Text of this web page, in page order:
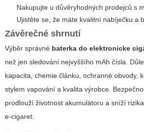
Nakupujte u důvěryhodných prodejců s
Ujistěte se, že máte kvalitní nabíječku a
Závěrečné shrnutí
Výběr správné baterka do elektronicke
než jen sledování nejvyššího mAh čísla.
kapacita, chemie článku, ochranné obvody,
stylem vapování a kvalita výrobce.
prodlouží životnost akumulátoru a sníží
e-cigaret.